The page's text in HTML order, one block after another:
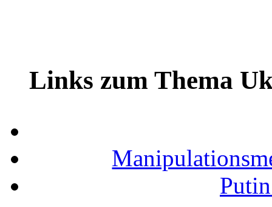
Links zum Thema